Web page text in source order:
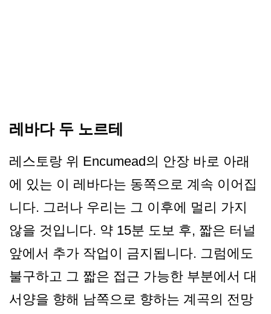
레바다 두 노르테
레스토랑 위 Encumead의 안장 바로 아래
에 있는 이 레바다는 동쪽으로 계속 이어집
니다. 그러나 우리는 그 이후에 멀리 가지
않을 것입니다. 약 15분 도보 후, 짧은 터널
앞에서 추가 작업이 금지됩니다. 그럼에도
불구하고 그 짧은 접근 가능한 부분에서 대
서양을 향해 남쪽으로 향하는 계곡의 전망